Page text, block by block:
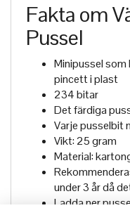
Fakta om
Pussel
Minipussel
pincett i plast
234 bitar
Det färdiga
Varje pusselbit
Vikt: 25 gram
Material:
under 3 år då
Ladda ner